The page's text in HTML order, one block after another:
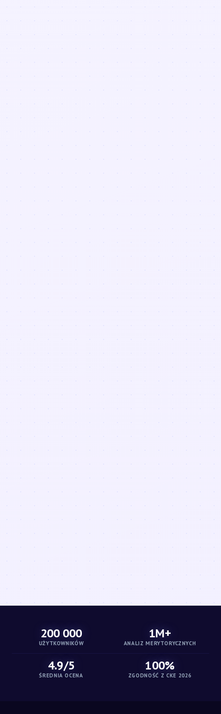
200 000
UŻYTKOWNIKÓW
1M+
ANALIZ MERYTORYCZNYCH
4.9/5
ŚREDNIA OCENA
100%
ZGODNOŚĆ Z CKE 2026